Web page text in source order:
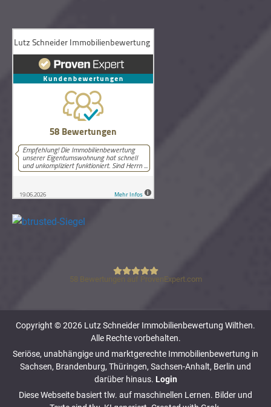
Lutz Schneider Immobilienbewertung
58 Bewertungen auf ProvenExpert.com
Copyright © 2026 Lutz Schneider Immobilienbewertung Wilthen.
Alle Rechte vorbehalten.
Seriöse, unabhängige und marktgerechte Immobilienbewertung in
Sachsen, Brandenburg, Thüringen, Sachsen-Anhalt, Berlin und
darüber hinaus. Login
Diese Webseite basiert tlw. auf maschinellen Lernen. Bilder und